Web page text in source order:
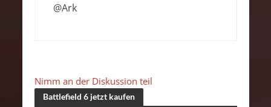
@Ark
Nimm an der Diskussion teil
Battlefield 6 jetzt kaufen